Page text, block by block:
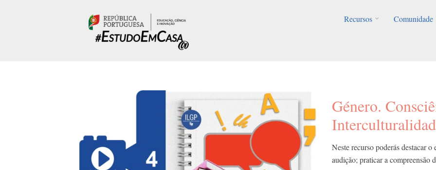
Recursos
Comunidade
Género.
Neste recurso poderás destacar
audição; praticar a compreensão